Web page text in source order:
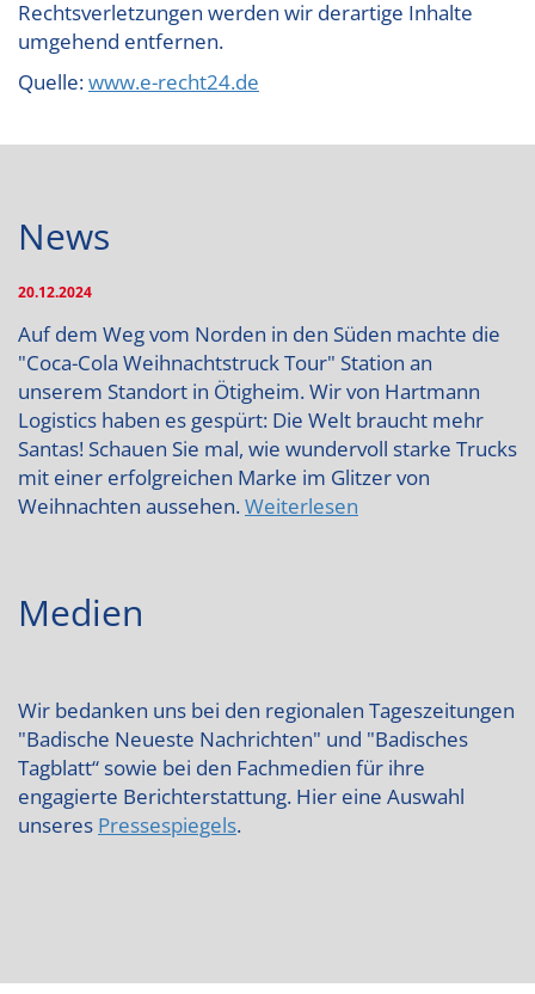
Rechtsverletzungen werden wir derartige Inhalte
umgehend entfernen.
Quelle:www.e-recht24.de
News
20.12.2024
Auf dem Weg vom Norden in den Süden machte die
"Coca-Cola Weihnachtstruck Tour" Station an
unserem Standort in Ötigheim. Wir von Hartmann
Logistics haben es gespürt: Die Welt braucht mehr
Santas! Schauen Sie mal, wie wundervoll starke Trucks
mit einer erfolgreichen Marke im Glitzer von
Weihnachten aussehen.Weiterlesen
Medien
Wir bedanken uns bei den regionalen Tageszeitungen
"Badische Neueste Nachrichten" und "Badisches
Tagblatt“ sowie bei den Fachmedien für ihre
engagierte Berichterstattung. Hier eine Auswahl
unseres Pressespiegels.